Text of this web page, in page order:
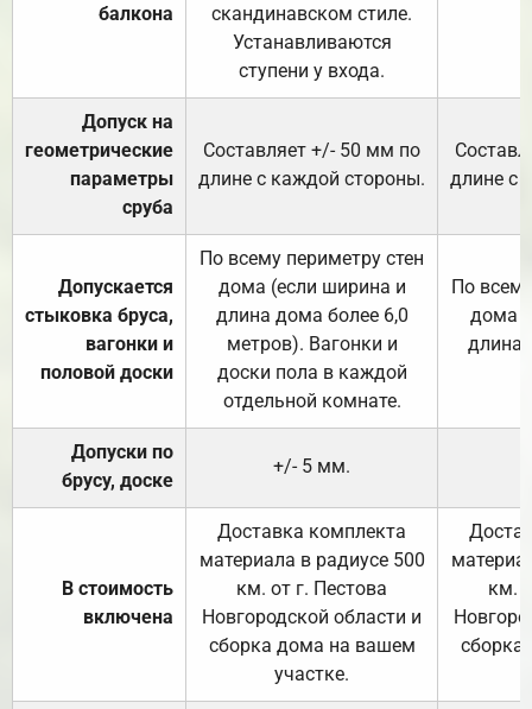
балкона
скандинавском стиле.
Устанавливаются
ступени у входа.
Допуск на
геометрические
параметры
сруба
Составляет +/- 50 мм по
длине с каждой стороны.
длине с
Допускается
стыковка бруса,
вагонки и
половой доски
По всему периметру стен
дома (если ширина и
длина дома более 6,0
метров). Вагонки и
доски пола в каждой
отдельной комнате.
По
дома
длина
Допуски по
брусу, доске
+/- 5 мм.
В стоимость
включена
Доставка комплекта
материала в радиусе 500
км. от г. Пестова
Новгородской области и
сборка дома на вашем
участке.
км.